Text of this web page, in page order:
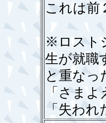
これは前
※ロスト
生が就職
と重なっ
「さま
「失わ